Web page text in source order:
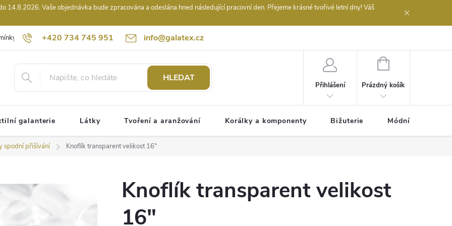
14.8.2026. Vaše objednávka bude zpracována a odeslána hned následující pracovní den. Přejeme krásné tvořivé letní dny! Váš
+420 734 745 951 info@galatex.cz
Podmínky ochrany osobních údajů Kontakty Hodnocení obchodu
HLEDAT
Přihlášení
NÁKUPNÍ
Prázdný košík
galanterie Látky Tvoření a aranžování Korálky a komponenty Bižuterie Módní doplňky
spodní přišívání Knoflík transparent velikost 16"
Knoflík transparent velikost
16"